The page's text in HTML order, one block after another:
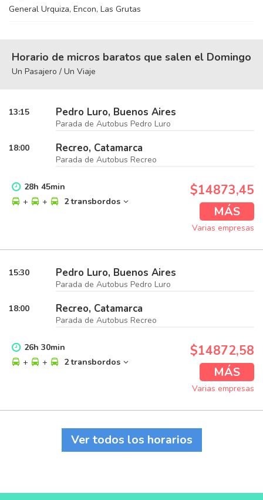
General Urquiza, Encon, Las Grutas
Horario de micros baratos que salen el Domingo
Un Pasajero / Un Viaje
13:15 Pedro Luro, Buenos Aires
Parada de Autobus Pedro Luro
18:00 Recreo, Catamarca
Parada de Autobus Recreo
28h 45min
+
+ 2 transbordos
$14873,45
MÁS
Varias empresas
15:30 Pedro Luro, Buenos Aires
Parada de Autobus Pedro Luro
18:00 Recreo, Catamarca
Parada de Autobus Recreo
26h 30min
+
+ 2 transbordos
$14872,58
MÁS
Varias empresas
Ver todos los horarios